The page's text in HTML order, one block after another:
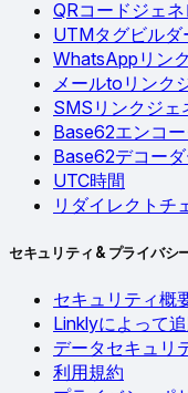
QRコードジェ
UTMタグビルダ
WhatsAppリン
メールtoリンク
SMSリンクジェ
Base62エンコ
Base62デコー
UTC時間
リダイレクトチ
セキュリティ & プライバシ
セキュリティ概
Linklyによって
データセキュリ
利用規約